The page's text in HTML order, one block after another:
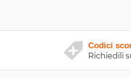
Codici
Richiedili